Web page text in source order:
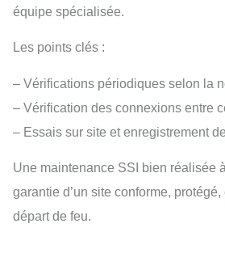
équipe spécialisée.
Les points clés :
– Vérifications périodiques selon la
– Vérification des connexions entre
– Essais sur site et enregistrement
Une maintenance SSI bien réalisée
garantie d’un site conforme,
départ de feu.